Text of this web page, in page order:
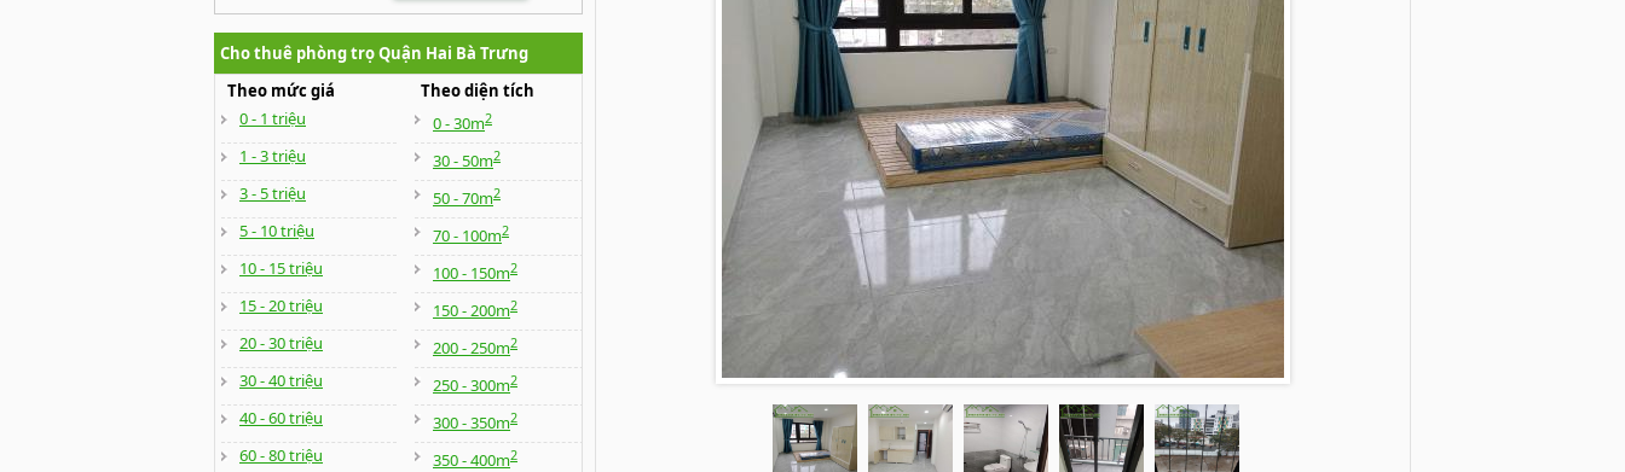
Cho thuê phòng trọ Quận Hai Bà Trưng
Theo mức giá
0 - 1 triệu
1 - 3 triệu
3 - 5 triệu
5 - 10 triệu
10 - 15 triệu
15 - 20 triệu
20 - 30 triệu
30 - 40 triệu
40 - 60 triệu
60 - 80 triệu
Theo diện tích
0 - 30m2
30 - 50m2
50 - 70m2
70 - 100m2
100 - 150m2
150 - 200m2
200 - 250m2
250 - 300m2
300 - 350m2
350 - 400m2